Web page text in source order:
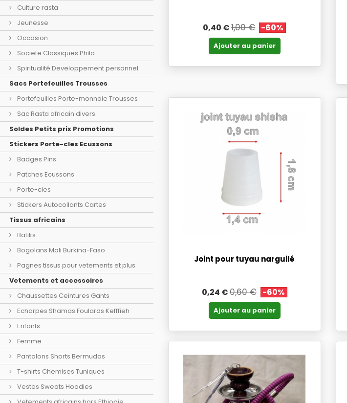
Culture rasta
Jeunesse
Occasion
Societe Classiques Philo
Spiritualité Developpement personnel
Sacs Portefeuilles Trousses
Portefeuilles Porte-monnaie Trousses
Sac Rasta africain divers
Soldes Petits prix Promotions
Stickers Porte-cles Ecussons
Badges Pins
Patches Ecussons
Porte-cles
Stickers Autocollants Cartes
Tissus africains
Batiks
Bogolans Mali Burkina-Faso
Pagnes tissus pour vetements et plus
Vetements et accessoires
Chaussettes Ceintures Gants
Echarpes Shamas Foulards Kefffieh
Enfants
Femme
Pantalons Shorts Bermudas
T-shirts Chemises Tuniques
Vestes Sweats Hoodies
0,40 €1,00 € -60%
Ajouter au panier
Joint pour tuyau narguilé
0,24 €0,60 € -60%
Ajouter au panier